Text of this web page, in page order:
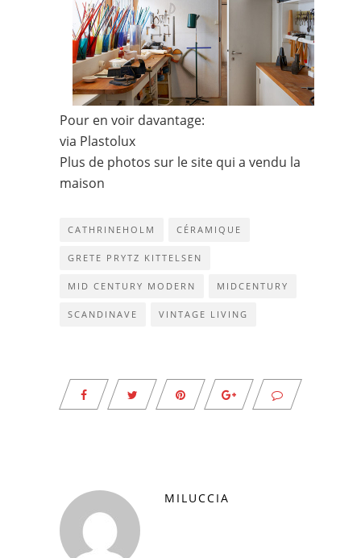
Pour en voir davantage:
via Plastolux
Plus de photos sur le site qui a vendu la
maison
CATHRINEHOLM CÉRAMIQUE
GRETE PRYTZ KITTELSEN
MID CENTURY MODERN MIDCENTURY
SCANDINAVE VINTAGE LIVING
MILUCCIA